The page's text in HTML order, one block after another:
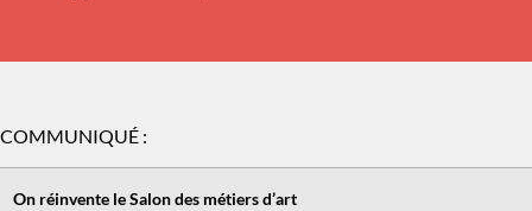
COMMUNIQUÉ :
On réinvente le Salon des métiers d’art